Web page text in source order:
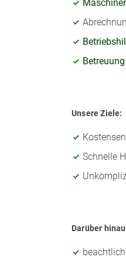
Unsere Ziele:
Schnelle
Darüber